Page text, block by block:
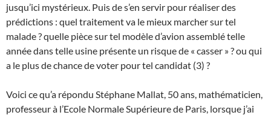
jusqu’ici mystérieux. Puis de s’en servir pour réaliser des
prédictions : quel traitement va le mieux marcher sur tel
malade ? quelle pièce sur tel modèle d’avion assemblé telle
année dans telle usine présente un risque de « casser » ? ou qui
a le plus de chance de voter pour tel candidat (3) ?
Voici ce qu’a répondu Stéphane Mallat, 50 ans, mathématicien,
professeur à l’Ecole Normale Supérieure de Paris, lorsque j’ai